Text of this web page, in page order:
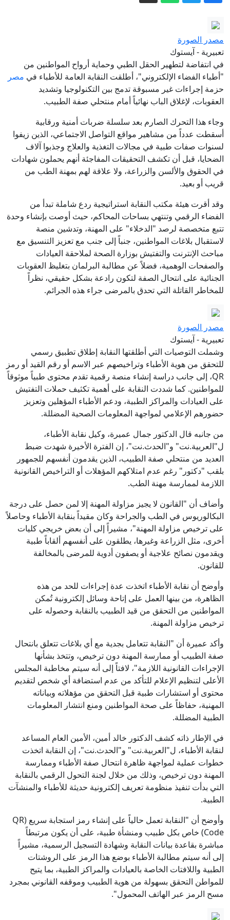
هذا ما أنجزته الحكومة من "رؤية التحديث"
خلال النصف الأول من 2026
مدفيديف يتوقع لأرمينيا مصير جورجيا في
عام 2008
لماذا فضل محمد صلاح الدوري التركي على
السعودي؟
أكثر من 148 ألف أسرة استفادت من
المساعدات العينية والنقدية خلال النصف
مصدر الصورة
تعبيرية - آيستوك
في انتفاضة لتطهير الحقل الطبي وحماية أرواح المواطنين من
"أطباء الفضاء الإلكتروني"، أطلقت النقابة العامة للأطباء في مصر
حزمة إجراءات غير مسبوقة تدمج بين التكنولوجيا وتشديد
العقوبات، لإغلاق الباب نهائياً أمام منتحلي صفة الطبيب.
وجاء هذا التحرك الصارم بعد سلسلة ضربات أمنية ورقابية
أسقطت عدداً من مشاهير مواقع التواصل الاجتماعي، الذين زيفوا
لسنوات صفات طبية في مجالات التغذية والعلاج وجذبوا آلاف
الضحايا، قبل أن تكشف التحقيقات المفاجئة أنهم يحملون شهادات
في الحقوق والألسن والزراعة، ولا علاقة لهم بمهنة الطب من
قريب أو بعيد.
وقد أقرت هيئة مكتب النقابة استراتيجية ردع شاملة تبدأ من
الفضاء الرقمي وتنتهي بساحات المحاكم، حيث أوصت بإنشاء وحدة
تتبع متخصصة لرصد "الدخلاء" على المهنة، وتدشين منصة
لاستقبال بلاغات المواطنين، جنباً إلى جنب مع تعزيز التنسيق مع
مباحث الإنترنت والتفتيش بوزارة الصحة لملاحقة العيادات
والصفحات الوهمية، فضلاً عن مطالبة البرلمان بتغليظ العقوبات
الجنائية على انتحال الصفة لتكون رادعة بشكل حقيقي، نظراً
للمخاطر القاتلة التي تحدق بالمرضى جراء هذه الجرائم.
مصدر الصورة
تعبيرية - آيستوك
وشملت التوصيات التي أطلقتها النقابة إطلاق تطبيق رسمي
للتحقق من هوية الأطباء وتراخيصهم عبر الاسم أو رقم القيد أو رمز
QR، إلى جانب دراسة إنشاء منصة رقمية تقدم محتوى طبياً موثوقاً
للمواطنين. كما شددت النقابة على أهمية تكثيف حملات التفتيش
على العيادات والمراكز الطبية، ودعم الأطباء المؤهلين وتعزيز
حضورهم الإعلامي لمواجهة المعلومات الصحية المضللة.
من جانبه قال الدكتور جمال عميرة، وكيل نقابة الأطباء،
ل"العربية.نت" و"الحدث.نت"، إن الفترة الأخيرة شهدت ضبط
العديد من منتحلي صفة الطبيب، الذين يقدمون أنفسهم للجمهور
بلقب "دكتور" رغم عدم امتلاكهم المؤهلات أو التراخيص القانونية
اللازمة لممارسة مهنة الطب.
وأضاف أن "القانون لا يجيز مزاولة المهنة إلا لمن حصل على درجة
البكالوريوس في الطب والجراحة وكان مقيداً بنقابة الأطباء وحاصلاً
على ترخيص مزاولة المهنة"، مشيراً إلى أن بعض خريجي كليات
أخرى، مثل الزراعة وغيرها، يطلقون على أنفسهم ألقاباً طبية
ويقدمون نصائح علاجية أو يصفون أدوية للمرضى بالمخالفة
للقانون.
وأوضح أن نقابة الأطباء اتخذت عدة إجراءات للحد من هذه
الظاهرة، من بينها العمل على إتاحة وسائل إلكترونية تُمكن
المواطنين من التحقق من قيد الطبيب بالنقابة وحصوله على
ترخيص مزاولة المهنة.
وأكد عميرة أن "النقابة تتعامل بجدية مع أي بلاغات تتعلق بانتحال
صفة الطبيب أو ممارسة المهنة دون ترخيص، وتتخذ بشأنها
الإجراءات القانونية اللازمة"، لافتاً إلى أنه سيتم مخاطبة المجلس
الأعلى لتنظيم الإعلام للتأكد من عدم استضافة أي شخص لتقديم
محتوى أو استشارات طبية قبل التحقق من مؤهلاته وبياناته
المهنية، حفاظاً على صحة المواطنين ومنع انتشار المعلومات
الطبية المضللة.
في الإطار ذاته كشف الدكتور خالد أمين، الأمين العام المساعد
لنقابة الأطباء، ل"العربية.نت" و"الحدث.نت"، إن النقابة اتخذت
خطوات عملية لمواجهة ظاهرة انتحال صفة الأطباء وممارسة
المهنة دون ترخيص، وذلك من خلال لجنة التحول الرقمي بالنقابة
التي بدأت تنفيذ منظومة تعريف إلكترونية حديثة للأطباء والمنشآت
الطبية.
وأوضح أن "النقابة تعمل حالياً على إنشاء رمز استجابة سريع (QR
Code) خاص بكل طبيب ومنشأة طبية، على أن يكون مرتبطاً
مباشرة بقاعدة بيانات النقابة وشهادة التسجيل الرسمية، مشيراً
إلى أنه سيتم مطالبة الأطباء بوضع هذا الرمز على الروشتات
الطبية واللافتات الخاصة بالعيادات والمراكز الطبية، بما يتيح
للمواطن التحقق بسهولة من هوية الطبيب وموقفه القانوني بمجرد
مسح الرمز عبر الهاتف المحمول".